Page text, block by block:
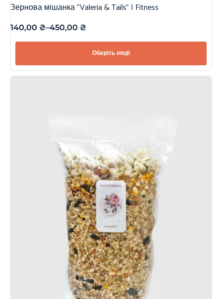
Зернова мішанка “Valeria & Tails” | Fitness
140,00 ₴–450,00 ₴
Оберіть опції